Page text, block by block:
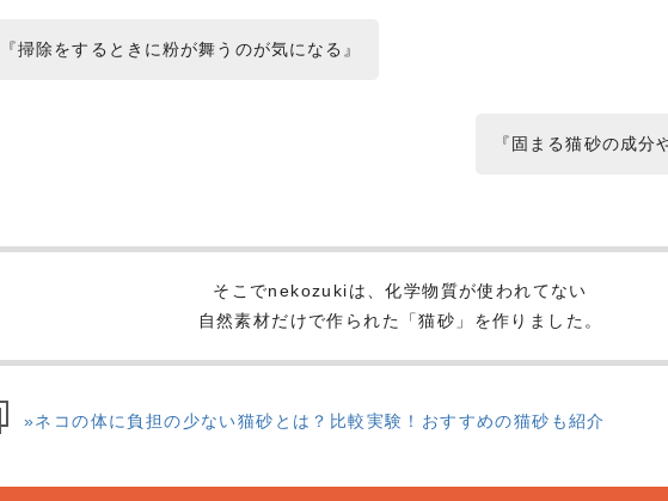
『掃除をするときに粉が舞うのが気になる』
『固まる猫砂の成分
そこでnekozukiは、化学物質が使われてない
自然素材だけで作られた「猫砂」を作りました。
»ネコの体に負担の少ない猫砂とは？比較実験！おすすめの猫砂も紹介